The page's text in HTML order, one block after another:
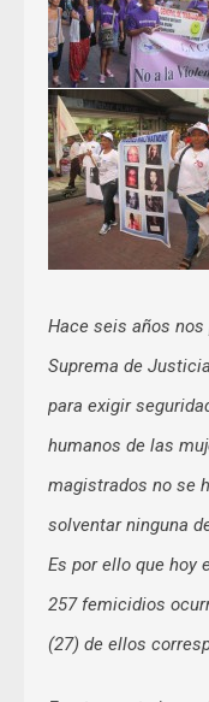
Hace seis años
Suprema de
para exigir
humanos de las
magistrados no se
solventar ninguna
Es por ello que hoy
257 femicidios
(27) de ellos